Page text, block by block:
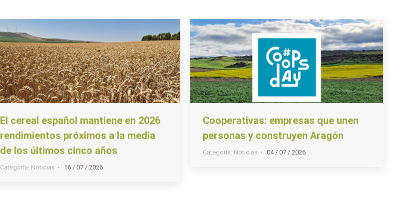
El cereal español mantiene en 2026
rendimientos próximos a la media
de los últimos cinco años
Categoria: Noticias 16 / 07 / 2026
Cooperativas: empresas que unen
personas y construyen Aragón
Categoria: Noticias 04 / 07 / 2026